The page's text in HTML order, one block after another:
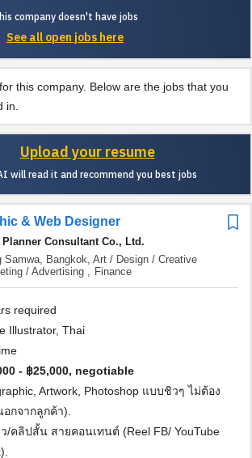
company doesn't have jobs
See all open jobs here
this company. Below are the jobs that you
in.
Upload your resume
will read it and recommend you best jobs
& Web Designer
Planner Consultant Co., Ltd.
Samwa, Bangkok, Art / Design / Creative
/ Advertising , Finance
required
Illustrator, Thai
- ฿25,000, negotiable
อกจากลูกค้า).
/คลิปสั้น สายคอนเทนต์ (Reel FB/ YouTube